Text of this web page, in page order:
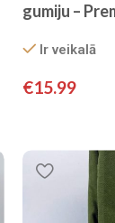
gumiju –
Ir veikalā
€15.99